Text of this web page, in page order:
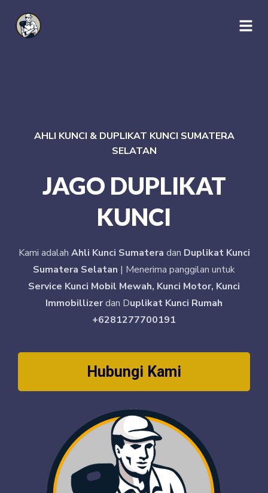
AHLI KUNCI & DUPLIKAT KUNCI SUMATERA
SELATAN
JAGO DUPLIKAT
KUNCI
Kami adalah Ahli Kunci Sumatera dan Duplikat Kunci
Sumatera Selatan | Menerima panggilan untuk
Service Kunci Mobil Mewah, Kunci Motor, Kunci
Immobillizerdan Duplikat Kunci Rumah
+6281277700191
Hubungi Kami